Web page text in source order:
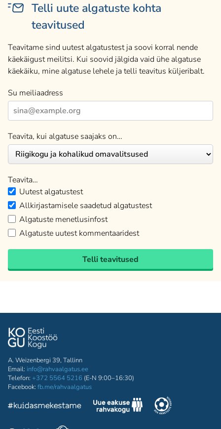
Telli uute algatuste kohta
teavitused
Teavitame sind uutest algatustest ja soovi korral nende
käekäigust meilitsi. Kui soovid jälgida vaid ühe algatuse
käekäiku, mine algatuse lehele ja telli teavitus küljeribalt.
Su meiliaadress
Teavita, kui algatuse saajaks on…
Teavita…
Uutest algatustest
Allkirjastamisele saadetud algatustest
Algatuste menetlusinfost
Algatuste uutest kommentaaridest
Telli teavitused
A. Weizenbergi 39, Tallinn
Email: info@rahvaalgatus.ee
Telefon: +372 5564 5216 (E-N 9:00–16:30)
Facebook: fb.me/rahvaalgatus